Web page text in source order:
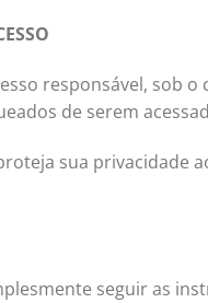
responsável, sob
de serem
sua
seguir as